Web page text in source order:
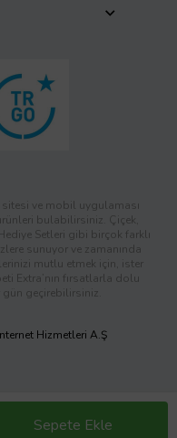
Sepete Ekle
sitesi ve mobil uygulaması
bulabilirsiniz. Çiçek,
Setleri gibi birçok farklı
sunuyor ve zamanında
mutlu etmek için, ister
Extra’nın fırsatlarla dolu
geçirebilirsiniz.
Hizmetleri A.Ş